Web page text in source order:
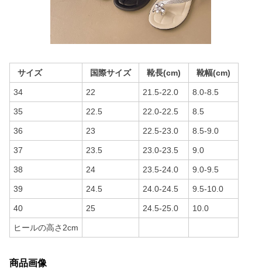
サイズ 国際サイズ 靴長(cm) 靴幅(cm)
34 22 21.5-22.0 8.0-8.5
35 22.5 22.0-22.5 8.5
36 23 22.5-23.0 8.5-9.0
37 23.5 23.0-23.5 9.0
38 24 23.5-24.0 9.0-9.5
39 24.5 24.0-24.5 9.5-10.0
40 25 24.5-25.0 10.0
ヒールの高さ2cm
商品画像